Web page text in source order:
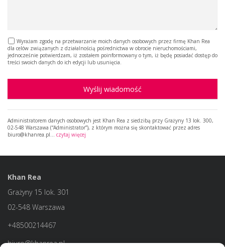
Wyrażam zgodę na przetwarzanie moich danych osobowych przez firmę Khan Rea
dla celów związanych z działalnością pośrednictwa w obrocie nieruchomościami,
jednocześnie potwierdzam, iż zostałem poinformowany o tym, iż będę posiadać dostęp do
treści swoich danych do ich edycji lub usunięcia.
Wyślij wiadomość
Administratorem danych osobowych jest Khan Rea z siedzibą przy Grażyny 13 lok. 300,
02-548 Warszawa (“Administrator”), z którym można się skontaktować przez adres
biuro@khanrea.pl… czytaj więcej
Khan Rea
Grażyny 15 lok. 301
02-548 Warszawa
+48500214467
biuro@khanrea.pl